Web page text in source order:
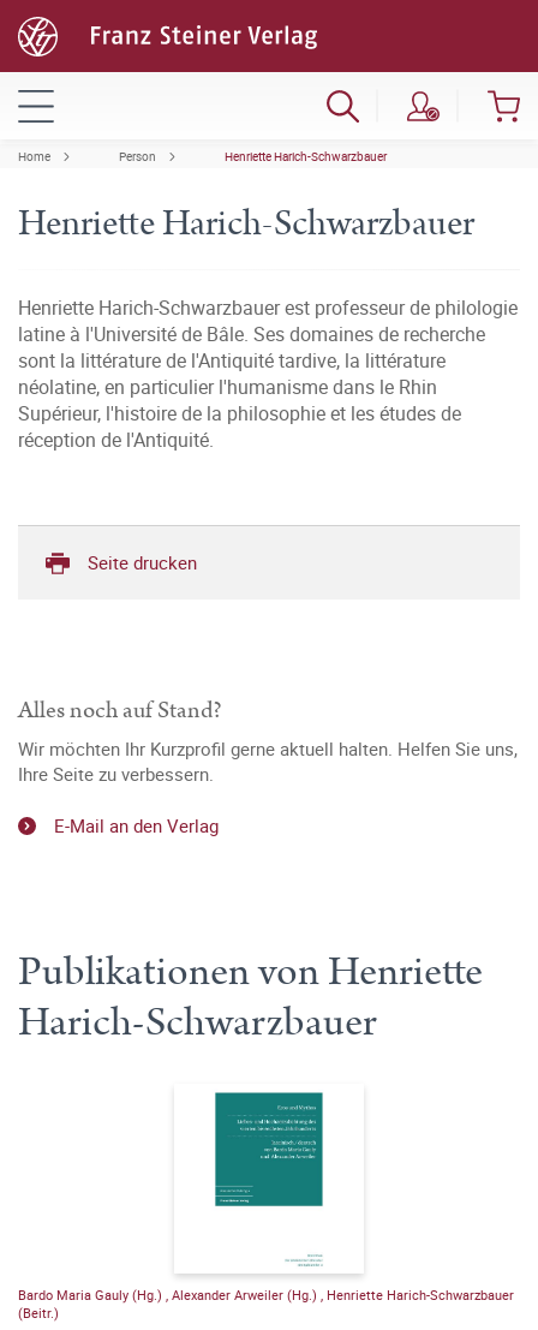
Home Person Henriette Harich-Schwarzbauer
Henriette Harich-Schwarzbauer
Henriette Harich-Schwarzbauer est professeur de philologie
latine à l'Université de Bâle. Ses domaines de recherche
sont la littérature de l'Antiquité tardive, la littérature
néolatine, en particulier l'humanisme dans le Rhin
Supérieur, l'histoire de la philosophie et les études de
réception de l'Antiquité.
Seite drucken
Alles noch auf Stand?
Wir möchten Ihr Kurzprofil gerne aktuell halten. Helfen Sie uns,
Ihre Seite zu verbessern.
E-Mail an den Verlag
Publikationen von Henriette
Harich-Schwarzbauer
Bardo Maria Gauly (Hg.) Alexander Arweiler (Hg.)
Henriette Harich-Schwarzbauer
(Beitr.)